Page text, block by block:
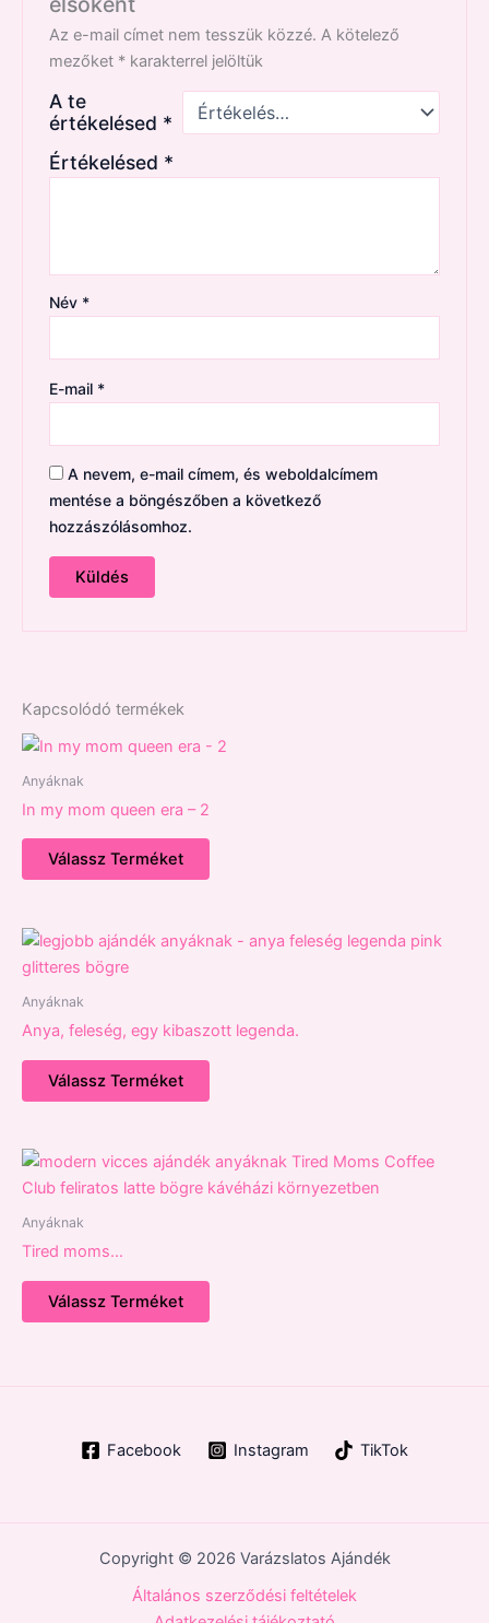
Az e-mail címet nem tesszük közzé. A kötelező
mezőket * karakterrel jelöltük
A te
értékelésed *
Értékelésed *
Név *
E-mail *
A nevem, e-mail címem, és weboldalcímem
mentése a böngészőben a következő
hozzászólásomhoz.
Kapcsolódó termékek
Anyáknak
In my mom queen era – 2
Válassz Terméket
Anyáknak
Anya, feleség, egy kibaszott legenda.
Válassz Terméket
Anyáknak
Tired moms…
Válassz Terméket
Facebook Instagram TikTok
Copyright © 2026 Varázslatos Ajándék
Általános szerződési feltételek